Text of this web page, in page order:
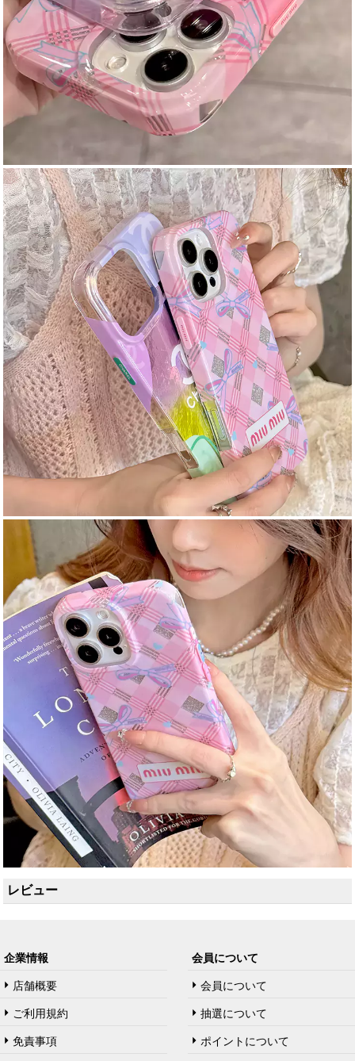
レビュー
企業情報
店舗概要
ご利用規約
免責事項
会員について
会員について
抽選について
ポイントについて